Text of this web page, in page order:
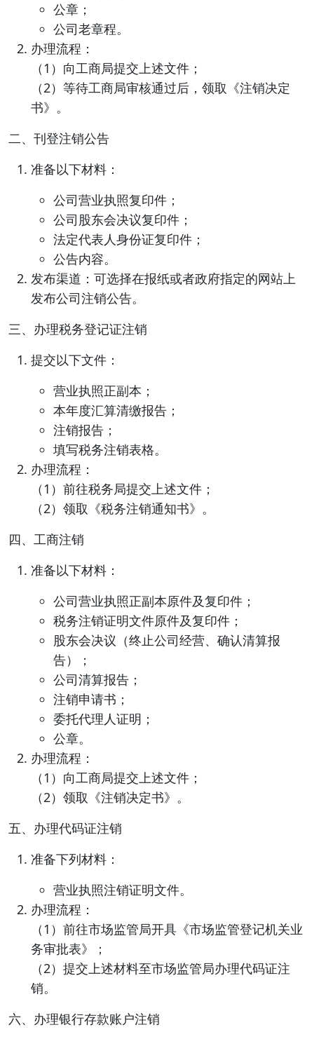
公章；
公司老章程。
办理流程：
（1）向工商局提交上述文件；
（2）等待工商局审核通过后，领取《注销决定
书》。
二、刊登注销公告
准备以下材料：
公司营业执照复印件；
公司股东会决议复印件；
法定代表人身份证复印件；
公告内容。
发布渠道：可选择在报纸或者政府指定的网站上
发布公司注销公告。
三、办理税务登记证注销
提交以下文件：
营业执照正副本；
本年度汇算清缴报告；
注销报告；
填写税务注销表格。
办理流程：
（1）前往税务局提交上述文件；
（2）领取《税务注销通知书》。
四、工商注销
准备以下材料：
公司营业执照正副本原件及复印件；
税务注销证明文件原件及复印件；
股东会决议（终止公司经营、确认清算报
告）；
公司清算报告；
注销申请书；
委托代理人证明；
公章。
办理流程：
（1）向工商局提交上述文件；
（2）领取《注销决定书》。
五、办理代码证注销
准备下列材料：
营业执照注销证明文件。
办理流程：
（1）前往市场监管局开具《市场监管登记机关业
务审批表》；
（2）提交上述材料至市场监管局办理代码证注
销。
六、办理银行存款账户注销